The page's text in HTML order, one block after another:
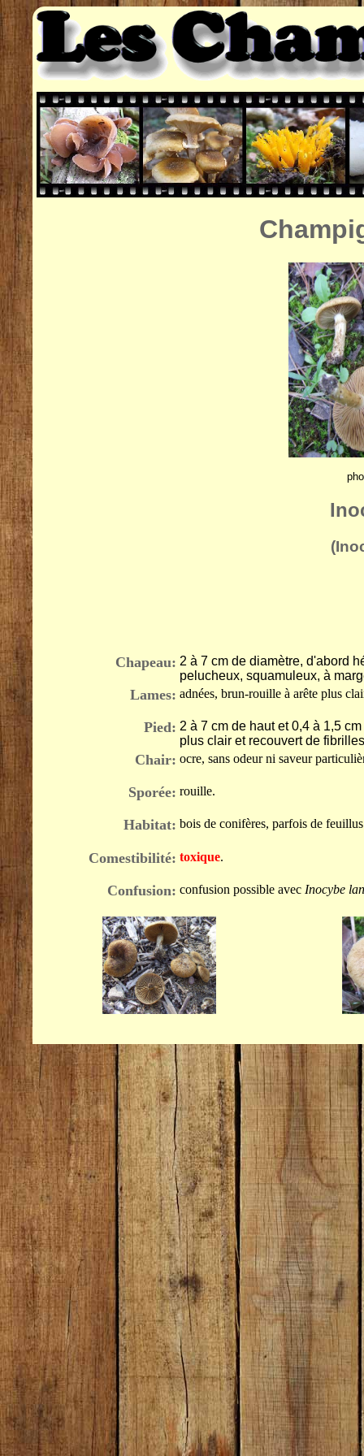
Chapeau: 2 à 7 cm de diamètre, d'abord
pelucheux, squamuleux, à
Lames: adnées, brun-rouille à arête plus
Pied: 2 à 7 cm de haut et 0,4 à 1,5
plus clair et recouvert de
Chair: ocre, sans odeur ni saveur
Sporée: rouille.
Habitat: bois de conifères, parfois de
Comestibilité: toxique.
Confusion: confusion possible avec Inocybe